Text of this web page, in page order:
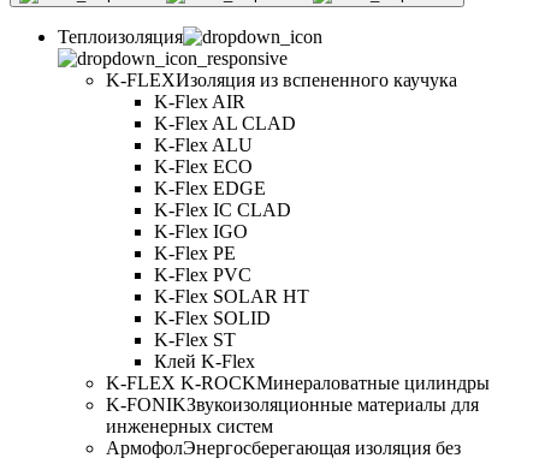
Теплоизоляция
K-FLEXИзоляция из вспененного каучука
K-Flex AIR
K-Flex AL CLAD
K-Flex ALU
K-Flex ECO
K-Flex EDGE
K-Flex IC CLAD
K-Flex IGO
K-Flex PE
K-Flex PVC
K-Flex SOLAR HT
K-Flex SOLID
K-Flex ST
Клей K-Flex
K-FLEX K-ROCKМинераловатные цилиндры
K-FONIKЗвукоизоляционные материалы для
инженерных систем
АрмофолЭнергосберегающая изоляция без